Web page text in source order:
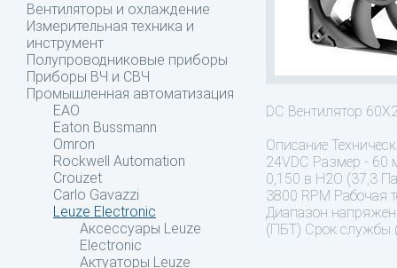
Вентиляторы и охлаждение
Измерительная техника и
инструмент
Полупроводниковые приборы
Приборы ВЧ и СВЧ
Промышленная автоматизация
EAO
Eaton Bussmann
Omron
Rockwell Automation
Crouzet
Carlo Gavazzi
Leuze Electronic
Аксессуары Leuze
Electronic
Актуаторы Leuze
DC Вентилятор
Описание
24VDC Размер - 60
0,150 в H2O (37,3
3800 RPM Рабочая
Диапазон
(ПБТ) Срок службы